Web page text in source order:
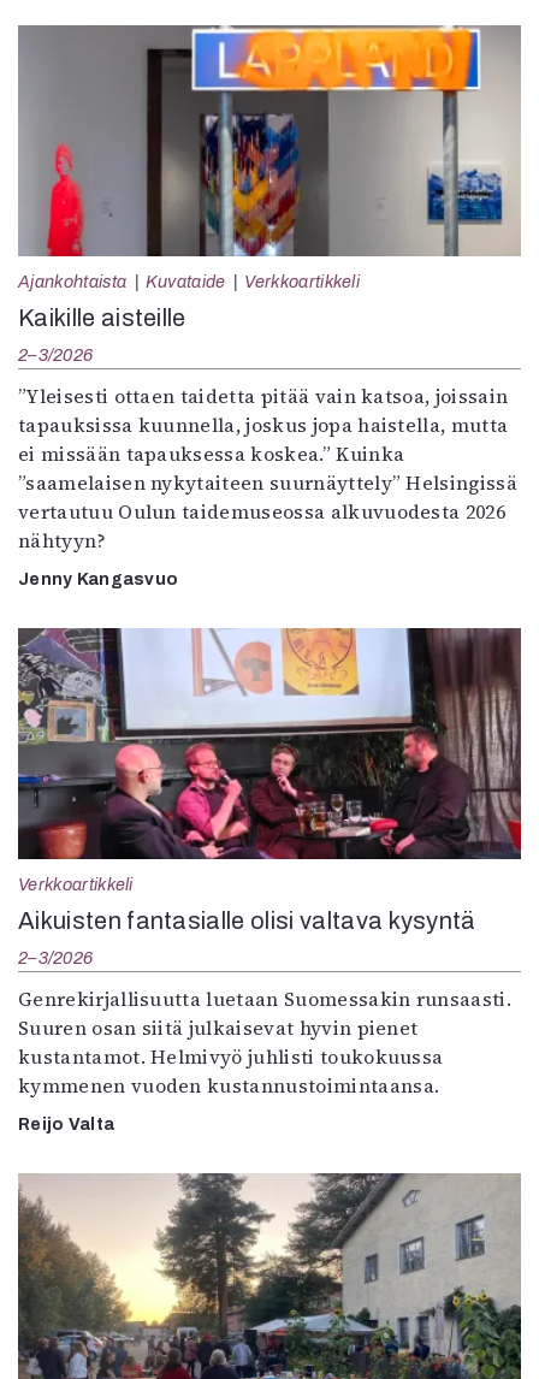
Ajankohtaista Kuvataide Verkkoartikkeli
Kaikille aisteille
2–3/2026
”Yleisesti ottaen taidetta pitää vain katsoa, joissain
tapauksissa kuunnella, joskus jopa haistella, mutta
ei missään tapauksessa koskea.” Kuinka
”saamelaisen nykytaiteen suurnäyttely” Helsingissä
vertautuu Oulun taidemuseossa alkuvuodesta 2026
nähtyyn?
Jenny Kangasvuo
Verkkoartikkeli
Aikuisten fantasialle olisi valtava kysyntä
2–3/2026
Genrekirjallisuutta luetaan Suomessakin runsaasti.
Suuren osan siitä julkaisevat hyvin pienet
kustantamot. Helmivyö juhlisti toukokuussa
kymmenen vuoden kustannustoimintaansa.
Reijo Valta